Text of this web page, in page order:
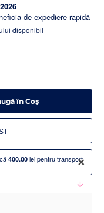
de expediere rapidă
disponibil
în Coş
×
400.00lei pentru transport